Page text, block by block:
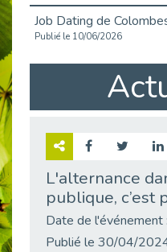
Publié le 10/06/2026
Publié le 09/06/2026
L'alternance
publique, c’est
Date de
Publié le 30/04/